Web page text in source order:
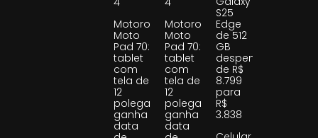
Motorola
Moto
Pad 70:
tablet
com
tela de
12
polegadas
ganha
data
Motorola
Moto
Pad 70:
tablet
com
tela de
12
polegadas
ganha
data
S25
Edge
de 512
GB
despenca
de R$
8.799
para
R$
3.838